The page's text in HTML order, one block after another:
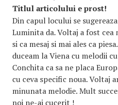
Titlul articolului e prost!
Din capul locului se
Luminita da. Voltaj a fost cea
si ca mesaj si mai ales ca
duceam la Viena cu melodii
Conchita ca sa ne placa
cu ceva specific noua. Voltaj
minunata melodie. Mult
noi ne-ai cucerit !